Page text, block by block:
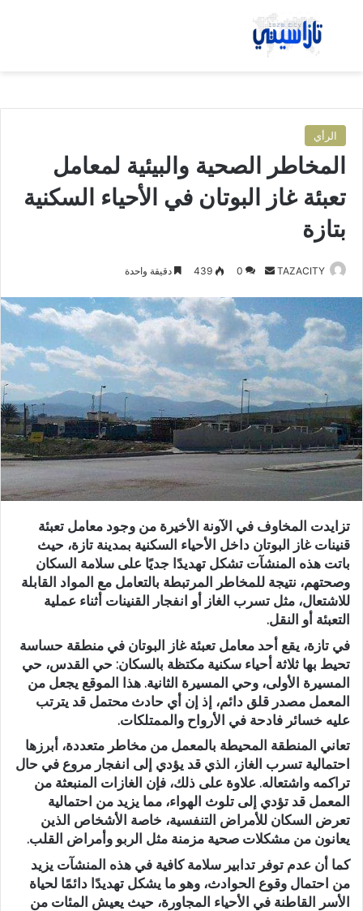
بحث عن
الرأي
المخاطر الصحية والبيئية لمعامل
تعبئة غاز البوتان في الأحياء السكنية
بتازة
TAZACITY
ل
ب
ر
ي
د
ا
ل
ك
ت
ر
و
ن
ي
ا
0
439 دقيقة واحدة
تزايدت المخاوف في الآونة الأخيرة من وجود معامل تعبئة
قنينات غاز البوتان داخل الأحياء السكنية بمدينة تازة، حيث
باتت هذه المنشآت تشكل تهديدًا جديًا على سلامة السكان
وصحتهم، نتيجة للمخاطر المرتبطة بالتعامل مع المواد القابلة
للاشتعال، مثل تسرب الغاز أو انفجار القنينات أثناء عملية
التعبئة أو النقل.
في تازة، يقع أحد معامل تعبئة غاز البوتان في منطقة حساسة
تحيط بها ثلاثة أحياء سكنية مكتظة بالسكان: حي القدس، حي
المسيرة الأولى، وحي المسيرة الثانية. هذا الموقع يجعل من
المعمل مصدر قلق دائم، إذ إن أي حادث محتمل قد يترتب
عليه خسائر فادحة في الأرواح والممتلكات.
تعاني المنطقة المحيطة بالمعمل من مخاطر متعددة، أبرزها
احتمالية تسرب الغاز، الذي قد يؤدي إلى انفجار مروع في حال
تراكمه واشتعاله. علاوة على ذلك، فإن الغازات المنبعثة من
المعمل قد تؤدي إلى تلوث الهواء، مما يزيد من احتمالية
تعرض السكان للأمراض التنفسية، خاصة الأشخاص الذين
يعانون من مشكلات صحية مزمنة مثل الربو وأمراض القلب.
كما أن عدم توفر تدابير سلامة كافية في هذه المنشآت يزيد
من احتمال وقوع الحوادث، وهو ما يشكل تهديدًا دائمًا لحياة
الأسر القاطنة في الأحياء المجاورة، حيث يعيش المئات من